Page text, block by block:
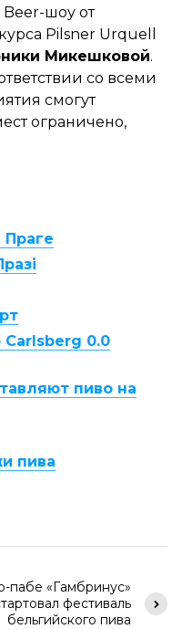
шоу от
Pilsner Urquell
Микешковой.
со всеми
смогут
ограничено,
Праге
0.0
пиво на
пива
пабе «Гамбринус»
фестиваль
бельгийского пива